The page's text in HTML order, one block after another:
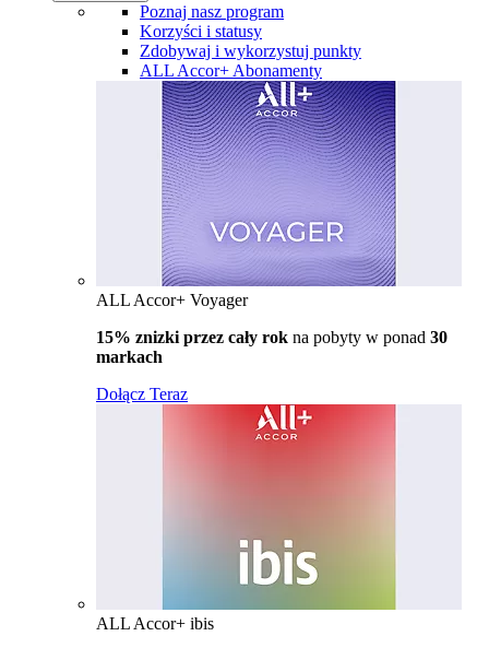
Poznaj nasz program
Korzyści i statusy
Zdobywaj i wykorzystuj punkty
ALL Accor+ Abonamenty
ALL Accor+ Voyager
15% znizki przez cały rok na pobyty w ponad 30
markach
Dołącz Teraz
ALL Accor+ ibis